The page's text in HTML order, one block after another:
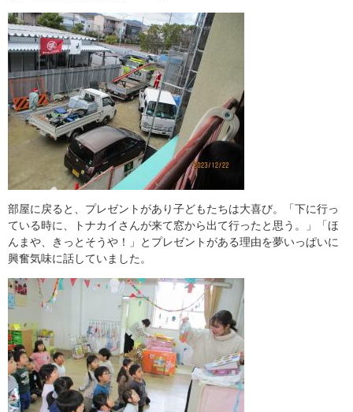
​部屋に戻ると、プレゼントがあり子どもたちは大喜び。「下に行っ
ている時に、トナカイさんが来て窓から出て行ったと思う。」「ほ
んまや、きっとそうや！」とプレゼントがある理由を夢いっぱいに
興奮気味に話していました。